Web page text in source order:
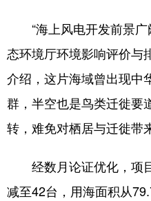
“海上风电开发前景广
态环境厅环境影响评价与
介绍，这片海域曾出现中
群，半空也是鸟类迁徙要
转，难免对栖居与迁徙带
经数月论证优化，项
减至42台，用海面积从